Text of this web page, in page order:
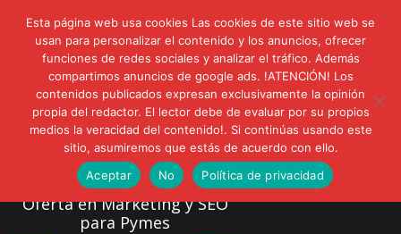
lunes, agosto 3, 2026
Novedades:
AVISPEX PLUS FORTE Bioeffitech y Protección natural sin
dañar el entorno
LIVAM estrena Agua de Sal
Ultravioleta Radio, Cómo una radio sin fines comerciales
conquistó a miles de oyentes
IA: Su importancia en las redes sociales
Gravatar: Tu Huella Digital en las Redes Sociales
Oferta en Marketing y SEO
para Pymes
Esta página web usa cookies Las cookies de este sitio web se
usan para personalizar el contenido y los anuncios, ofrecer
funciones de redes sociales y analizar el tráfico. Además
compartimos anuncios de google ads. !ATENCIÓN! Los
contenidos publicados expresan exclusivamente la opinión
propia del redactor. El lector debe de evaluar por su propios
medios la veracidad del contenido!. Si continúas usando este
sitio, asumiremos que estás de acuerdo con ello.
Aceptar
No Política de privacidad